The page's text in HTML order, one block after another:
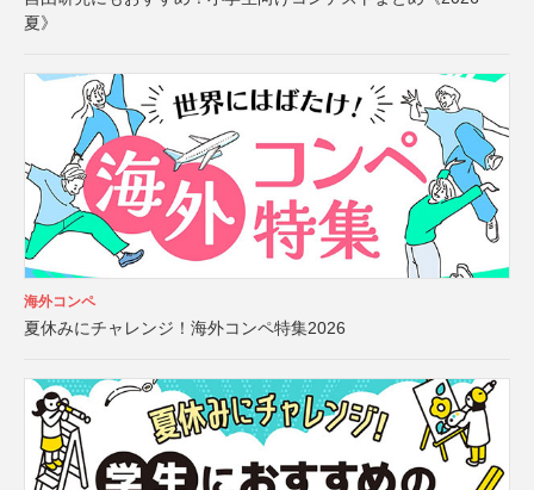
夏》
海外コンペ
夏休みにチャレンジ！海外コンペ特集2026